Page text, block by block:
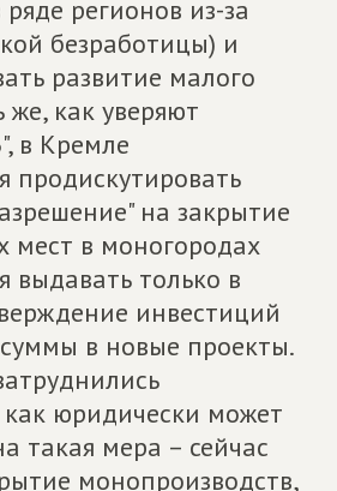
регионов из-за
безработицы) и
развитие малого
же, как уверяют
в Кремле
продискутировать
на закрытие
мест в моногородах
выдавать только в
инвестиций
в новые проекты.
юридически может
такая мера – сейчас
монопроизводств,